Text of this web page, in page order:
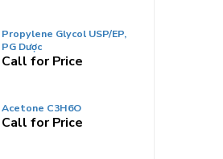
Propylene Glycol USP/EP,
PG Dược
Call for Price
Acetone C3H6O
Call for Price